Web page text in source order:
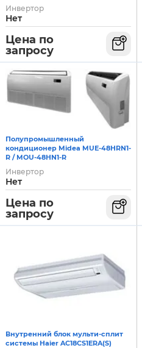
Инвертор
Нет
Цена по
запросу
Полупромышленный
кондиционер Midea MUE-48HRN1-
R / MOU-48HN1-R
Инвертор
Нет
Цена по
запросу
Внутренний блок мульти-сплит
системы Haier AC18CS1ERA(S)